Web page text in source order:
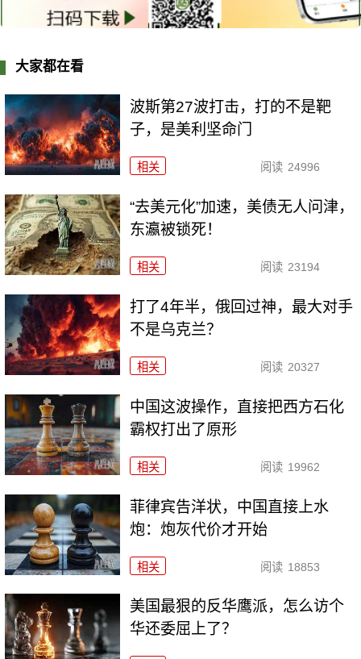
大家都在看
波斯第27波打击，打的不是靶
子，是美利坚命门
相关 阅读 24996
“去美元化”加速，美债无人问津，
东瀛被锁死！
相关 阅读 23194
打了4年半，俄回过神，最大对手
不是乌克兰？
相关 阅读 20327
中国这波操作，直接把西方石化
霸权打出了原形
相关 阅读 19962
菲律宾告洋状，中国直接上水
炮：炮灰代价才开始
相关 阅读 18853
美国最狠的反华鹰派，怎么访个
华还委屈上了？